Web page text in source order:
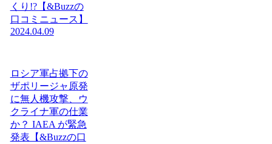
くり!?【&Buzzの
口コミニュース】
2024.04.09
ロシア軍占拠下の
ザポリージャ原発
に無人機攻撃、ウ
クライナ軍の仕業
か？ IAEA が緊急
発表【&Buzzの口